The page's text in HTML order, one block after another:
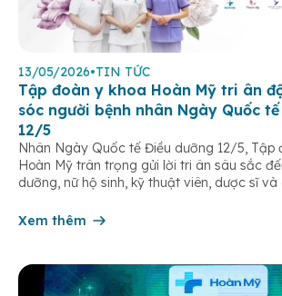
13/05/2026•TIN TỨC
Tập đoàn y khoa Hoàn Mỹ tri ân
sóc người bệnh nhân Ngày Quốc
12/5
Nhân Ngày Quốc tế Điều dưỡng 12/5, Tập
Hoàn Mỹ trân trọng gửi lời tri ân sâu sắc
dưỡng, nữ hộ sinh, kỹ thuật viên, dược sĩ
âm thầm đồng hành trên […]
Xem thêm